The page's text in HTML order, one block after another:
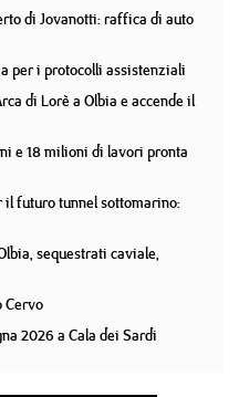
di Jovanotti: raffica di auto
per i protocolli assistenziali
di Lorè a Olbia e accende il
e 18 milioni di lavori pronta
futuro tunnel sottomarino:
sequestrati caviale,
Cervo
2026 a Cala dei Sardi